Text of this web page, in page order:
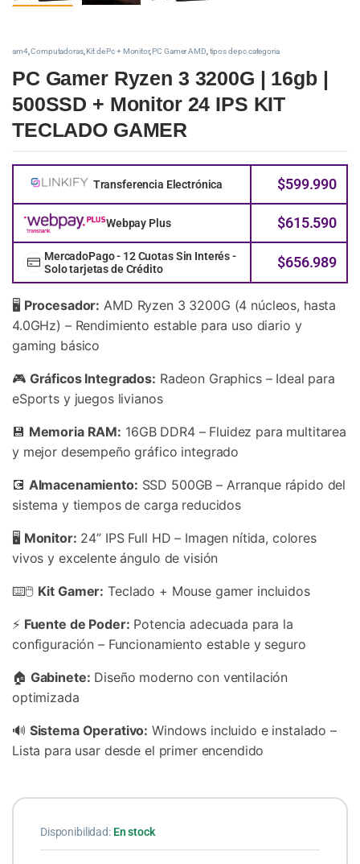
am4,Computadoras,Kit de Pc + Monitor,PC Gamer AMD tipos de pc categoria
PC Gamer Ryzen 3 3200G | 16gb |
500SSD + Monitor 24 IPS KIT
TECLADO GAMER
Transferencia Electrónica $599.990
Webpay Plus $615.590
MercadoPago - 12 Cuotas Sin Interés -
Solo tarjetas de Crédito
$656.989
🖥️ Procesador: AMD Ryzen 3 3200G (4 núcleos, hasta
4.0GHz) – Rendimiento estable para uso diario y
gaming básico
🎮 Gráficos Integrados: Radeon Graphics – Ideal para
eSports y juegos livianos
💾 Memoria RAM: 16GB DDR4 – Fluidez para multitarea
y mejor desempeño gráfico integrado
💽 Almacenamiento: SSD 500GB – Arranque rápido del
sistema y tiempos de carga reducidos
🖥️ Monitor: 24” IPS Full HD – Imagen nítida, colores
vivos y excelente ángulo de visión
⌨️🖱️ Kit Gamer: Teclado + Mouse gamer incluidos
⚡ Fuente de Poder: Potencia adecuada para la
configuración – Funcionamiento estable y seguro
🏠 Gabinete: Diseño moderno con ventilación
optimizada
🔊 Sistema Operativo: Windows incluido e instalado –
Lista para usar desde el primer encendido
Disponibilidad: En stock